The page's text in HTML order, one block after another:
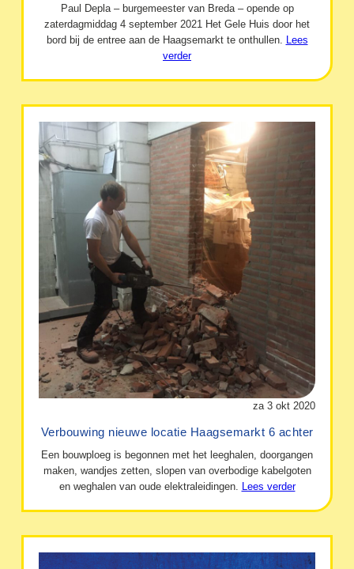
Paul Depla – burgemeester van Breda – opende op
zaterdagmiddag 4 september 2021 Het Gele Huis door het
bord bij de entree aan de Haagsemarkt te onthullen. Lees
verder
za 3 okt 2020
Verbouwing nieuwe locatie Haagsemarkt 6 achter
Een bouwploeg is begonnen met het leeghalen, doorgangen
maken, wandjes zetten, slopen van overbodige kabelgoten
en weghalen van oude elektraleidingen. Lees verder